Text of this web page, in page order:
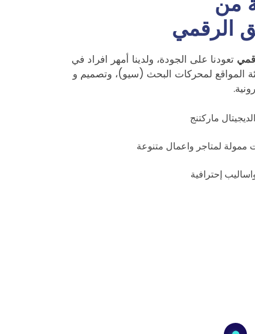
الرقمي
تعودنا على الجودة، ولدينا أمهر افراد في
المواقع لمحركات البحث (سيو)، وتصميم و
ماركتنج
ممولة لمتاجر واعمال متنوعة
إحترافية